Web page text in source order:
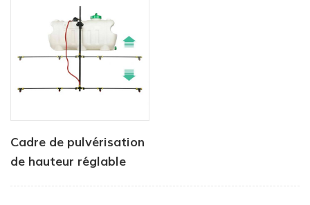
Cadre de pulvérisation
de hauteur réglable